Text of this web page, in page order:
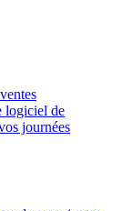
logiciel de
journées